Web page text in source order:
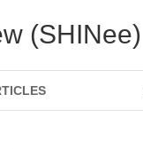
(SHINee)